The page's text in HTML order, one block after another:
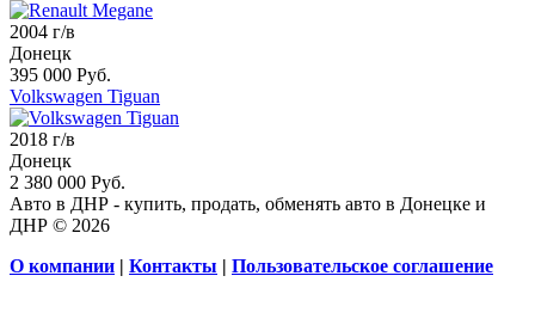
2004 г/в
Донецк
395 000 Руб.
Volkswagen Tiguan
2018 г/в
Донецк
2 380 000 Руб.
Авто в ДНР - купить, продать, обменять авто в Донецке и
ДНР © 2026
О компании | Контакты | Пользовательское соглашение